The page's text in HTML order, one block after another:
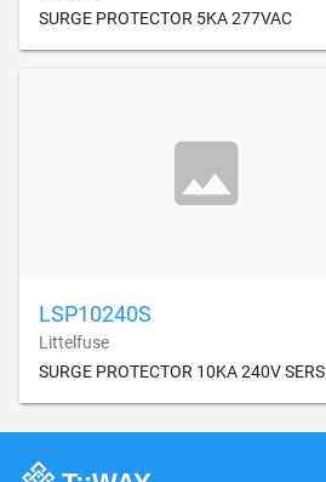
SURGE PROTECTOR 5KA 277VAC
LSP10240S
Littelfuse
SURGE PROTECTOR 10KA 240V SERS